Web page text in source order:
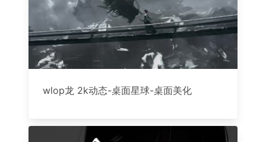
wlop龙 2k动态-桌面星球-桌面美化